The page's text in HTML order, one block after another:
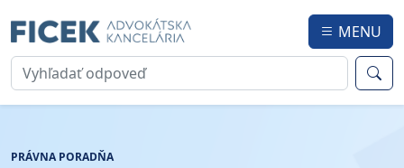
MENU
PRÁVNA PORADŇA